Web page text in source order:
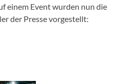
einem Event wurden nun die
der Presse vorgestellt: